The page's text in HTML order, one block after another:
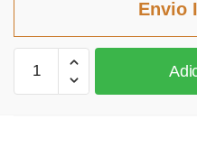
Envio
Geral